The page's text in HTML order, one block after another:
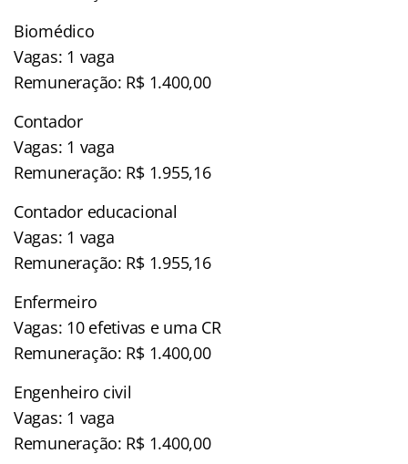
Biomédico
Vagas: 1 vaga
Remuneração: R$ 1.400,00
Contador
Vagas: 1 vaga
Remuneração: R$ 1.955,16
Contador educacional
Vagas: 1 vaga
Remuneração: R$ 1.955,16
Enfermeiro
Vagas: 10 efetivas e uma CR
Remuneração: R$ 1.400,00
Engenheiro civil
Vagas: 1 vaga
Remuneração: R$ 1.400,00